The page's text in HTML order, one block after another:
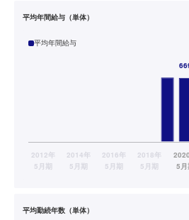
平均年間給与（単体）
平均年間給与
平均勤続年数（単体）